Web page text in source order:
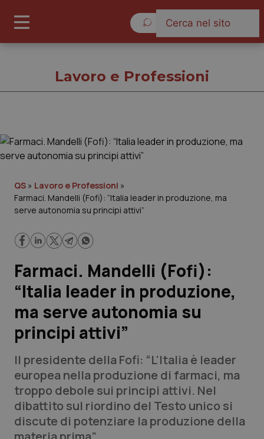
Governo e Parlamento
Regioni e Asl
Lavoro e Professioni
Scienza e Farmaci
Studi e Analisi
Lettere al direttore
Edizioni Regionali
QS Pro
Lavoro e Professioni
QS » Lavoro e Professioni »
Farmaci. Mandelli (Fofi): “Italia leader in produzione, ma
serve autonomia su principi attivi”
Farmaci. Mandelli (Fofi):
“Italia leader in produzione,
ma serve autonomia su
principi attivi”
Il presidente della Fofi: “L'Italia è leader
europea nella produzione di farmaci, ma
troppo debole sui principi attivi. Nel
dibattito sul riordino del Testo unico si
discute di potenziare la produzione della